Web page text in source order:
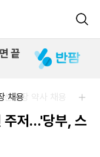
공장 약사 채용
채용
저…'당부, 스